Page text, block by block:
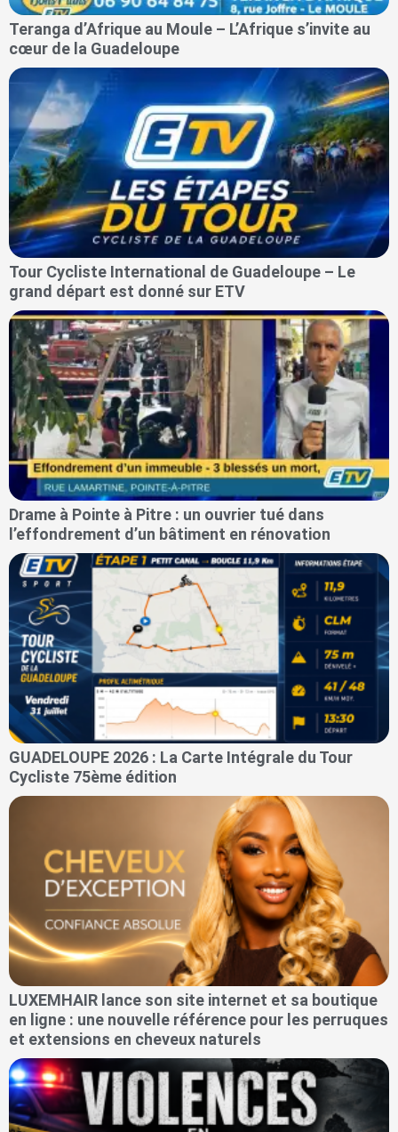
Teranga d’Afrique au Moule – L’Afrique s’invite au
cœur de la Guadeloupe
Tour Cycliste International de Guadeloupe – Le
grand départ est donné sur ETV
Drame à Pointe à Pitre : un ouvrier tué dans
l’effondrement d’un bâtiment en rénovation
GUADELOUPE 2026 : La Carte Intégrale du Tour
Cycliste 75ème édition
LUXEMHAIR lance son site internet et sa boutique
en ligne : une nouvelle référence pour les perruques
et extensions en cheveux naturels